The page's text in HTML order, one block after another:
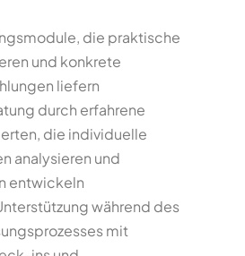
die praktische
und konkrete
liefern
durch erfahrene
die individuelle
analysieren und
entwickeln
während des
mit